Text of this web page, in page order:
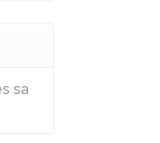
sa